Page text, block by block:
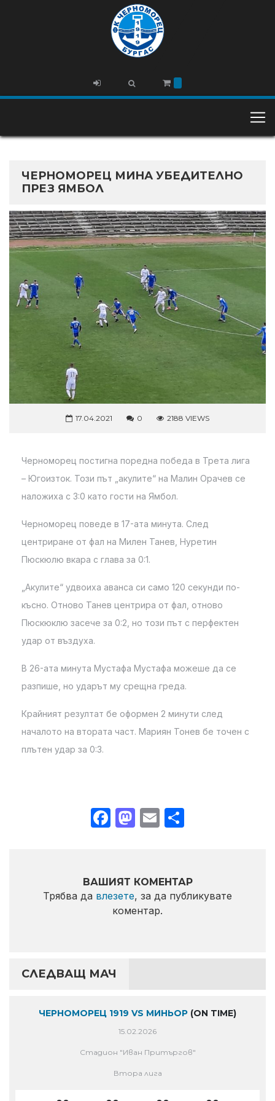
ЧЕРНОМОРЕЦ МИНА УБЕДИТЕЛНО
ПРЕЗ ЯМБОЛ
17.04.2021 0 2188 VIEWS
Черноморец постигна поредна победа в Трета лига
– Югоизток. Този път „акулите“ на Малин Орачев се
наложиха с 3:0 като гости на Ямбол.
Черноморец поведе в 17-ата минута. След
центриране от фал на Милен Танев, Нуретин
Пюскюлю вкара с глава за 0:1.
„Акулите“ удвоиха аванса си само 120 секунди по-
късно. Отново Танев центрира от фал, отново
Пюскюклю засече за 0:2, но този път с перфектен
удар от въздуха.
В 26-ата минута Мустафа Мустафа можеше да се
разпише, но ударът му срещна греда.
Крайният резултат бе оформен 2 минути след
началото на втората част. Мариян Тонев бе точен с
плътен удар за 0:3.
Facebook
Mastodon
Email
ВАШИЯТ КОМЕНТАР
Трябва да влезете, за да публикувате
коментар.
СЛЕДВАЩ МАЧ
ЧЕРНОМОРЕЦ 1919 VS МИНЬОР (ON TIME)
15.02.2026
Стадион "Иван Притъргов"
Втора лига